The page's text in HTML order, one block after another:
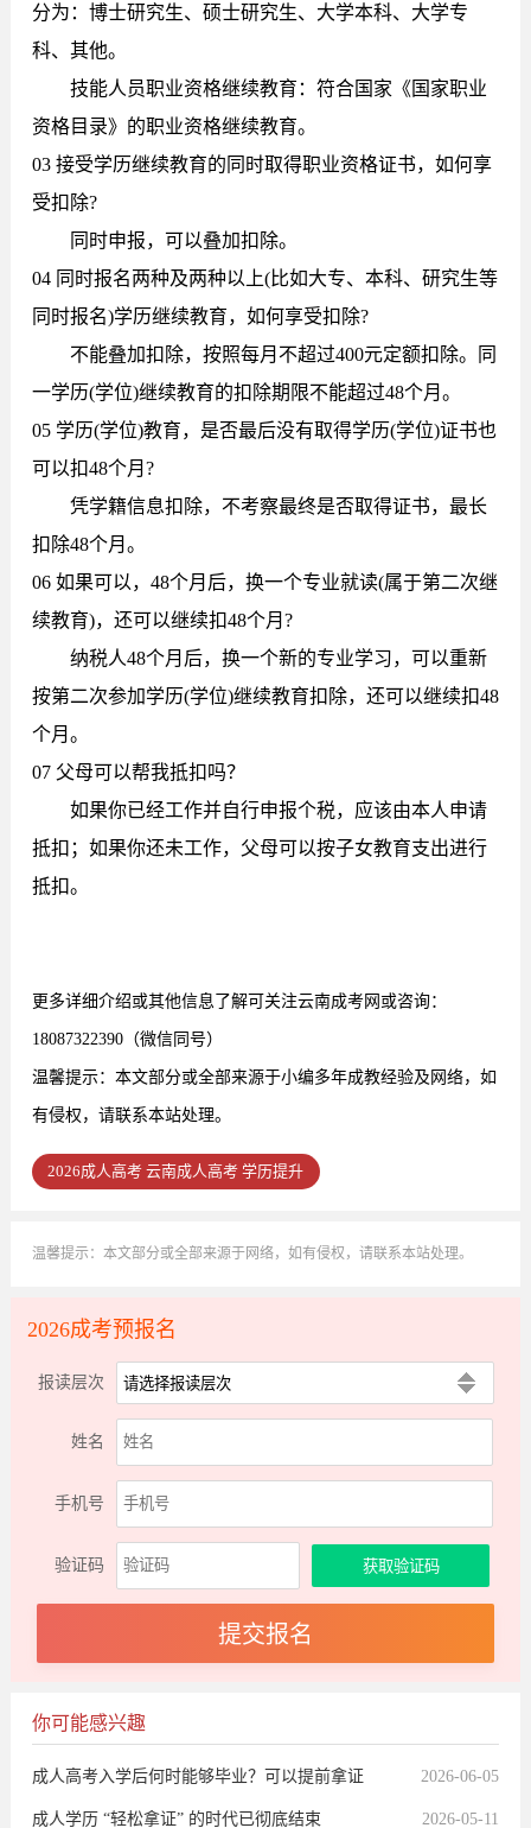
分为：博士研究生、硕士研究生、大学本科、大学专
科、其他。
技能人员职业资格继续教育： 符合国家《国家职业
资格目录》的职业资格继续教育。
03 接受学历继续教育的同时取得职业资格证书，如何享
受扣除?
同时申报，可以叠加扣除。
04 同时报名两种及两种以上(比如大专、本科、研究生等
同时报名)学历继续教育，如何享受扣除?
不能叠加扣除，按照每月不超过400元定额扣除。同
一学历(学位)继续教育的扣除期限不能超过48个月。
05 学历(学位)教育，是否最后没有取得学历(学位)证书也
可以扣48个月?
凭学籍信息扣除，不考察最终是否取得证书，最长
扣除48个月。
06 如果可以，48个月后，换一个专业就读(属于第二次继
续教育)，还可以继续扣48个月?
纳税人48个月后，换一个新的专业学习，可以重新
按第二次参加学历(学位)继续教育扣除，还可以继续扣48
个月。
07 父母可以帮我抵扣吗？
如果你已经工作并自行申报个税，应该由本人申请
抵扣；如果你还未工作，父母可以按子女教育支出进行
抵扣。
更多详细介绍或其他信息了解可关注云南成考网或咨询：
18087322390（微信同号）
温馨提示：本文部分或全部来源于小编多年成教经验及网络，如
有侵权，请联系本站处理。
2026成人高考 云南成人高考 学历提升
温馨提示：本文部分或全部来源于网络，如有侵权，请联系本站处理。
2026成考预报名
报读层次
姓名
手机号
验证码
你可能感兴趣
成人高考入学后何时能够毕业？可以提前拿证
吗？
2026-06-05
成人学历 “轻松拿证” 的时代已彻底结束 2026-05-11